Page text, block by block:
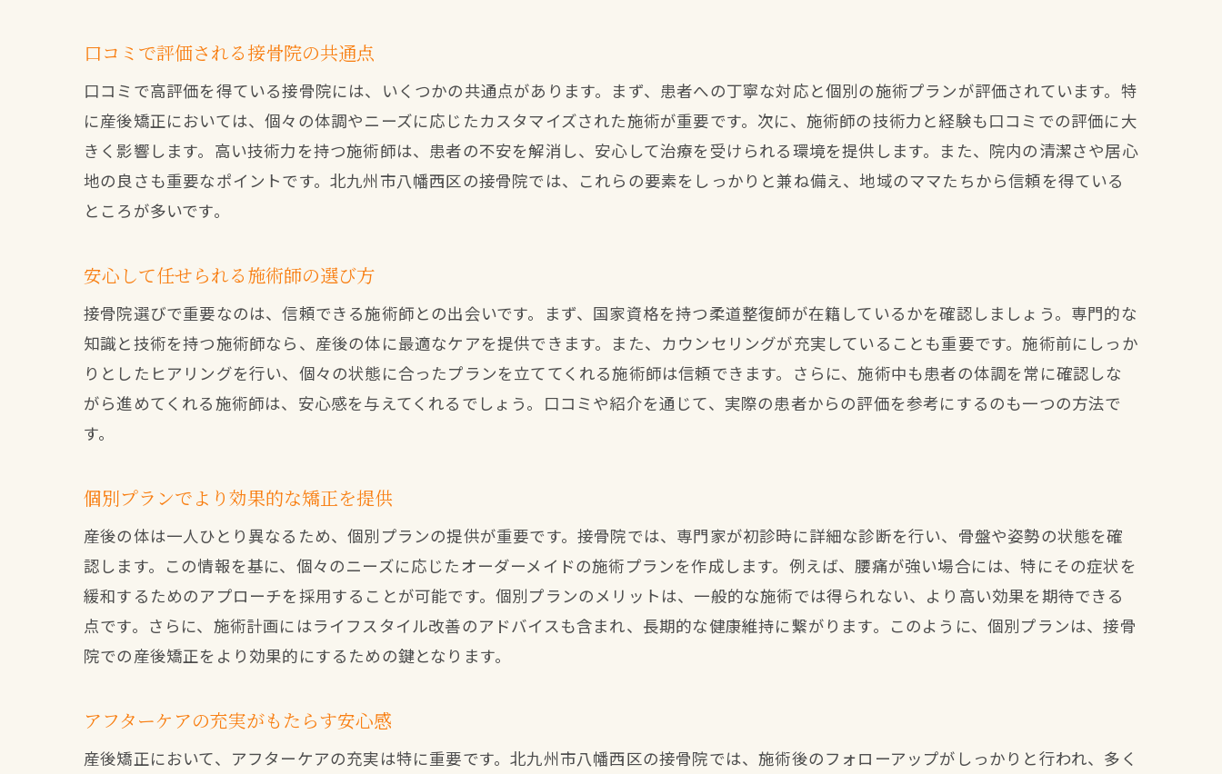
筋肉のバランス調整による健康増進
疲労感の軽減と日々の活動への影響
産後特有の体調不良の改善例
施術後の体の変化に対するフィードバック
口コミ情報の信頼性とその見極め方
見学や相談を通じた院内の雰囲気確認
専門資格を持つ施術師の重要性
近隣における通院の便利さを考慮する
長期的な健康維持に向けた施術計画
個別に合わせた施術の効果的な進め方
専門家のアドバイスがライフスタイルに与える影響
施術後のフォローアップで健康の持続をサポート
地域に根ざした接骨院の強み
口コミで評価される接骨院の共通点
口コミで高評価を得ている接骨院には、いくつかの共通点があります。まず、患者への丁寧な対応と個別の施術プランが評価されています。特
に産後矯正においては、個々の体調やニーズに応じたカスタマイズされた施術が重要です。次に、施術師の技術力と経験も口コミでの評価に大
きく影響します。高い技術力を持つ施術師は、患者の不安を解消し、安心して治療を受けられる環境を提供します。また、院内の清潔さや居心
地の良さも重要なポイントです。北九州市八幡西区の接骨院では、これらの要素をしっかりと兼ね備え、地域のママたちから信頼を得ている
ところが多いです。
安心して任せられる施術師の選び方
接骨院選びで重要なのは、信頼できる施術師との出会いです。まず、国家資格を持つ柔道整復師が在籍しているかを確認しましょう。専門的な
知識と技術を持つ施術師なら、産後の体に最適なケアを提供できます。また、カウンセリングが充実していることも重要です。施術前にしっか
りとしたヒアリングを行い、個々の状態に合ったプランを立ててくれる施術師は信頼できます。さらに、施術中も患者の体調を常に確認しな
がら進めてくれる施術師は、安心感を与えてくれるでしょう。口コミや紹介を通じて、実際の患者からの評価を参考にするのも一つの方法で
す。
個別プランでより効果的な矯正を提供
産後の体は一人ひとり異なるため、個別プランの提供が重要です。接骨院では、専門家が初診時に詳細な診断を行い、骨盤や姿勢の状態を確
認します。この情報を基に、個々のニーズに応じたオーダーメイドの施術プランを作成します。例えば、腰痛が強い場合には、特にその症状を
緩和するためのアプローチを採用することが可能です。個別プランのメリットは、一般的な施術では得られない、より高い効果を期待できる
点です。さらに、施術計画にはライフスタイル改善のアドバイスも含まれ、長期的な健康維持に繋がります。このように、個別プランは、接骨
院での産後矯正をより効果的にするための鍵となります。
アフターケアの充実がもたらす安心感
産後矯正において、アフターケアの充実は特に重要です。北九州市八幡西区の接骨院では、施術後のフォローアップがしっかりと行われ、多く